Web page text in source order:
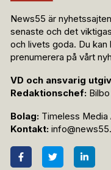
News55 är
senaste och det
och livets goda. Du kan
prenumerera på vårt
VD och ansvarig
Redaktionschef:
Bolag: Timeless Media
Kontakt: